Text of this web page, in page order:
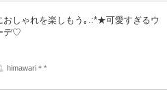
おしゃれを楽しもう｡.:*★可愛すぎるウ
デ♡
himawari＊*